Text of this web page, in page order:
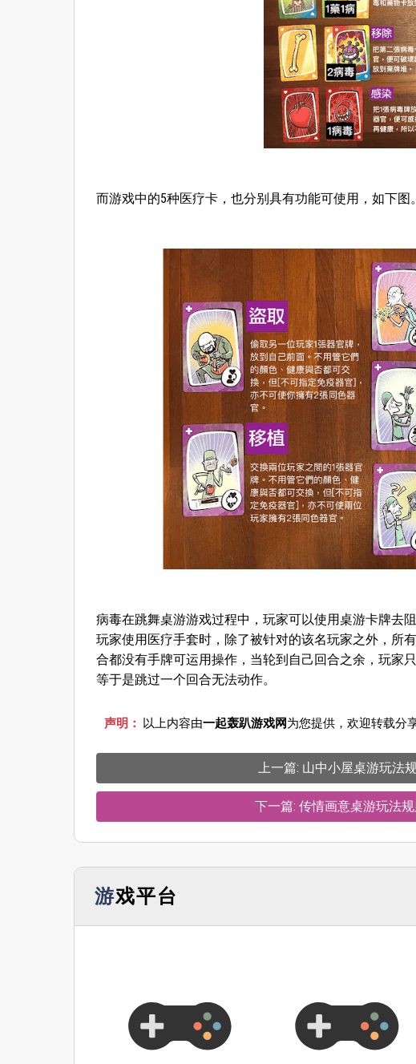
而游戏中的5种医疗卡，也分别具有功能可使用，如下图。
病毒在跳舞桌游游戏过程中，玩家可以使用桌游卡牌去
玩家使用医疗手套时，除了被针对的该名玩家之外，所
合都没有手牌可运用操作，当轮到自己回合之余，玩家
等于是跳过一个回合无法动作。
声明： 以上内容由一起轰趴游戏网为您提供，欢迎转载分
上一篇: 山中小屋桌游玩法
下一篇: 传情画意桌游玩法
游戏平台